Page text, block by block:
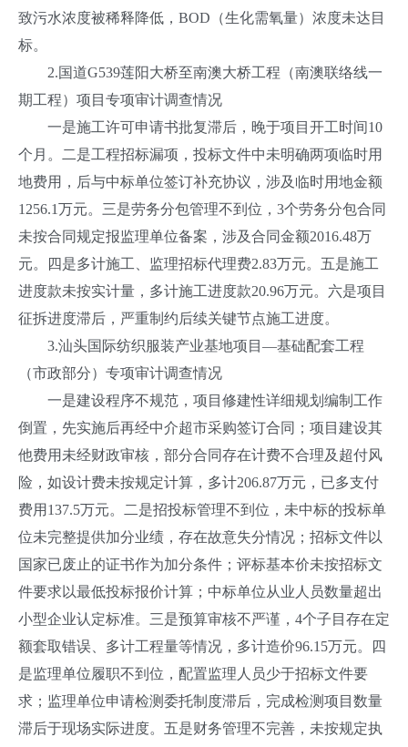
致污水浓度被稀释降低，BOD（生化需氧量）浓度未达目
标。
2.国道G539莲阳大桥至南澳大桥工程（南澳联络线一
期工程）项目专项审计调查情况
一是施工许可申请书批复滞后，晚于项目开工时间10
个月。二是工程招标漏项，投标文件中未明确两项临时用
地费用，后与中标单位签订补充协议，涉及临时用地金额
1256.1万元。三是劳务分包管理不到位，3个劳务分包合同
未按合同规定报监理单位备案，涉及合同金额2016.48万
元。四是多计施工、监理招标代理费2.83万元。五是施工
进度款未按实计量，多计施工进度款20.96万元。六是项目
征拆进度滞后，严重制约后续关键节点施工进度。
3.汕头国际纺织服装产业基地项目—基础配套工程
（市政部分）专项审计调查情况
一是建设程序不规范，项目修建性详细规划编制工作
倒置，先实施后再经中介超市采购签订合同；项目建设其
他费用未经财政审核，部分合同存在计费不合理及超付风
险，如设计费未按规定计算，多计206.87万元，已多支付
费用137.5万元。二是招投标管理不到位，未中标的投标单
位未完整提供加分业绩，存在故意失分情况；招标文件以
国家已废止的证书作为加分条件；评标基本价未按招标文
件要求以最低投标报价计算；中标单位从业人员数量超出
小型企业认定标准。三是预算审核不严谨，4个子目存在定
额套取错误、多计工程量等情况，多计造价96.15万元。四
是监理单位履职不到位，配置监理人员少于招标文件要
求；监理单位申请检测委托制度滞后，完成检测项目数量
滞后于现场实际进度。五是财务管理不完善，未按规定执